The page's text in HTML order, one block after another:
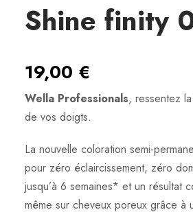
Shine finity
19,00 €
Wella Professionals, ressentez
de vos doigts.
La nouvelle coloration semi-
pour zéro éclaircissement, zéro
jusqu’à 6 semaines* et un résultat
même sur cheveux poreux grâce à